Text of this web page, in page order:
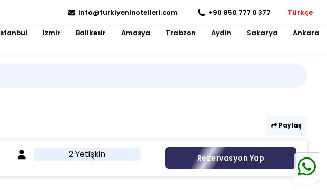
info@turkiyeninotelleri.com +90 850 777 0 377 Türkçe
Izmir Balikesir Amasya Trabzon Aydin Sakarya Ankara
Paylaş
2 Yetişkin Rezervasyon Yap